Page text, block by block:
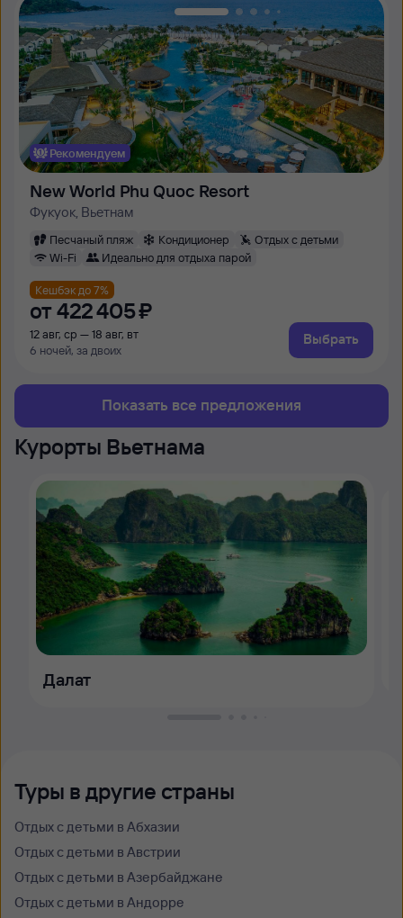
Рекомендуем
New World Phu Quoc Resort
Фукуок, Вьетнам
Песчаный пляж Кондиционер
Отдых с детьми
Wi-Fi
Идеально для отдыха парой
Кешбэк до 7%
от 422 ⁠405 ⁠₽
12 авг, ср — 18 авг, вт
6 ночей, за двоих
Выбрать
Показать все предложения
Курорты Вьетнама
Далат
Туры в другие страны
Отдых с детьми в Абхазии
Отдых с детьми в Австрии
Отдых с детьми в Азербайджане
Отдых с детьми в Андорре